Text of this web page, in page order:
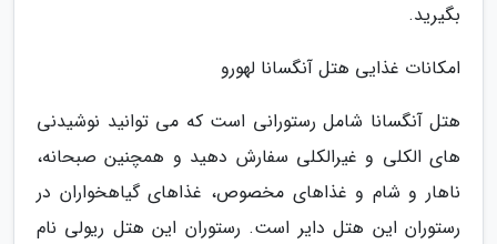
بگیرید.
امکانات غذایی هتل آنگسانا لهورو
هتل آنگسانا شامل رستورانی است که می توانید نوشیدنی
های الکلی و غیرالکلی سفارش دهید و همچنین صبحانه،
ناهار و شام و غذاهای مخصوص، غذاهای گیاهخواران در
رستوران این هتل دایر است. رستوران این هتل ریولی نام